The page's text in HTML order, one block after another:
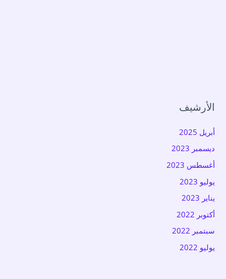
الأرشيف
أبريل 2025
ديسمبر 2023
أغسطس 2023
يوليو 2023
يناير 2023
أكتوبر 2022
سبتمبر 2022
يوليو 2022